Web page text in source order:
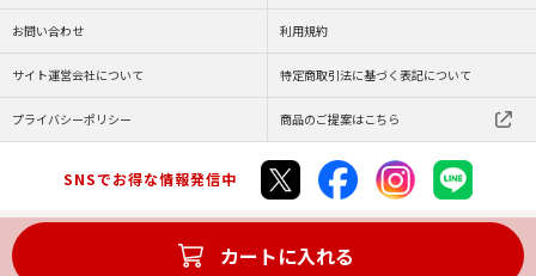
カートに入れる
お問い合わせ 利用規約
サイト運営会社について 特定商取引法に基づく表記について
プライバシーポリシー 商品のご提案はこちら
SNSでお得な情報発信中